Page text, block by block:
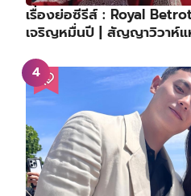
เรื่องย่อซีรีส์ : Royal
เจริญหมื่นปี | สัญญาวิวาห์แ